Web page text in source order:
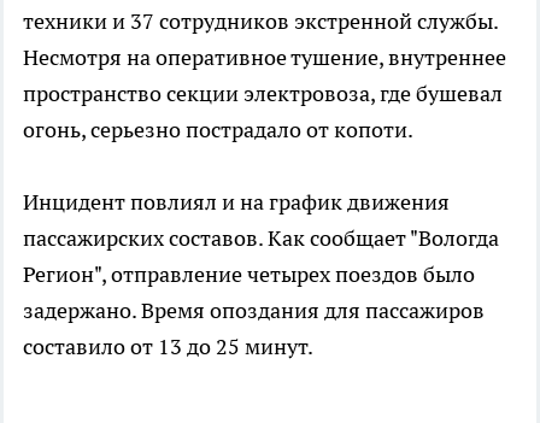
техники и 37 сотрудников экстренной службы.
Несмотря на оперативное тушение, внутреннее
пространство секции электровоза, где бушевал
огонь, серьезно пострадало от копоти.
Инцидент повлиял и на график движения
пассажирских составов. Как сообщает "Вологда
Регион", отправление четырех поездов было
задержано. Время опоздания для пассажиров
составило от 13 до 25 минут.